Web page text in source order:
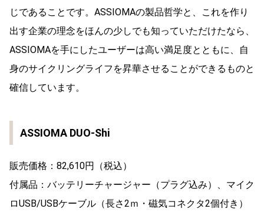
じであることです。ASSIOMAの製品哲学と、これを作り
出す企業の理念をほんの少しでも知っていただけたなら、
ASSIOMAを手にしたユーザーは高い満足度とともに、自
身のサイクリングライフを昇華させることができるものと
確信しています。
ASSIOMA DUO-Shi
販売価格：82,610円（税込）
付属品：バッテリーチャージャー（プラグ込み）、マイク
ロUSB/USBケーブル（長さ2ｍ・磁気コネクタ2個付き）